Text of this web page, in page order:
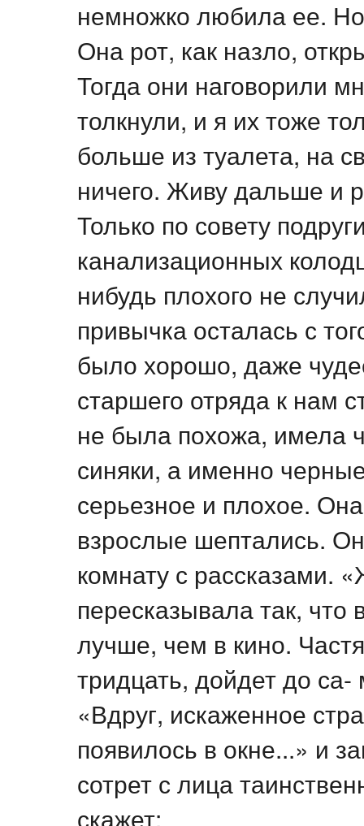
немножко любила ее.
Она рот, как назло,
Тогда они наговорили
толкнули, и я их тоже
больше из туалета, на
ничего. Живу дальше и
Только по совету
канализационных
нибудь плохого не
привычка осталась с
было хорошо, даже
старшего отряда к нам
не была похожа, имела
синяки, а именно
серьезное и плохое.
взрослые шептались.
комнату с рассказами.
пересказывала так, что
лучше, чем в кино.
тридцать, дойдет до са-
«Вдруг, искаженное
появилось в окне...» и
сотрет с лица
скажет: